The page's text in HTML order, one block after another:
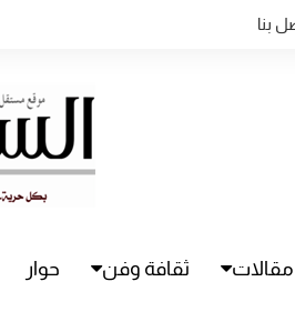
بنا
مقالات ثقافة وفن حوار